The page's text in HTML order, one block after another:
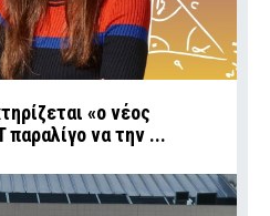
«ο νέος
παραλίγο να την ...